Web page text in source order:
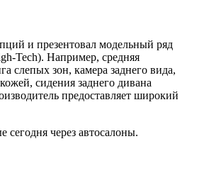
и презентовал модельный ряд
Tech). Например, средняя
слепых зон, камера заднего вида,
сидения заднего дивана
предоставляет широкий
через автосалоны.